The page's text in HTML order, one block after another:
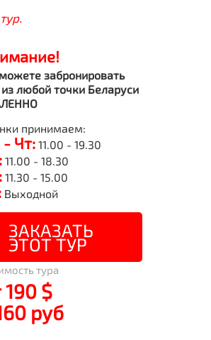
забронировать
любой точки Беларуси
принимаем:
Чт:11.00 - 19.30
11.00 - 18.30
11.30 - 15.00
Выходной
ЗАКАЗАТЬ
ЭТОТ ТУР
тура
190 $
руб